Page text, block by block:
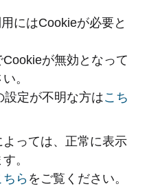
にはCookieが必要と
が無効となって
。
設定が不明な方はこち
っては、正常に表示
。
ちら をご覧ください。